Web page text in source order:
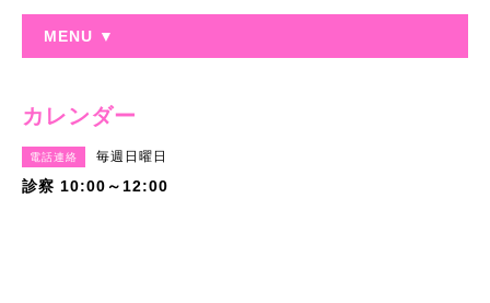
MENU ▼
カレンダー
電話連絡 毎週日曜日
診察 10:00～12:00